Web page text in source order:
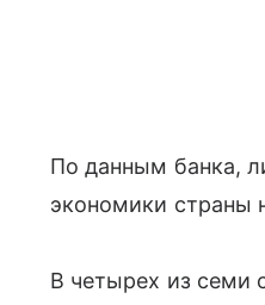
По данным банка,
экономики страны
В четырех из семи